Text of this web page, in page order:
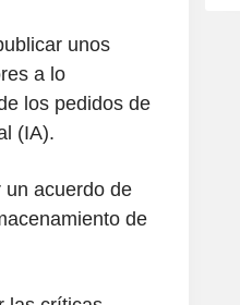
unos
a lo
los pedidos de
(IA).
acuerdo de
de